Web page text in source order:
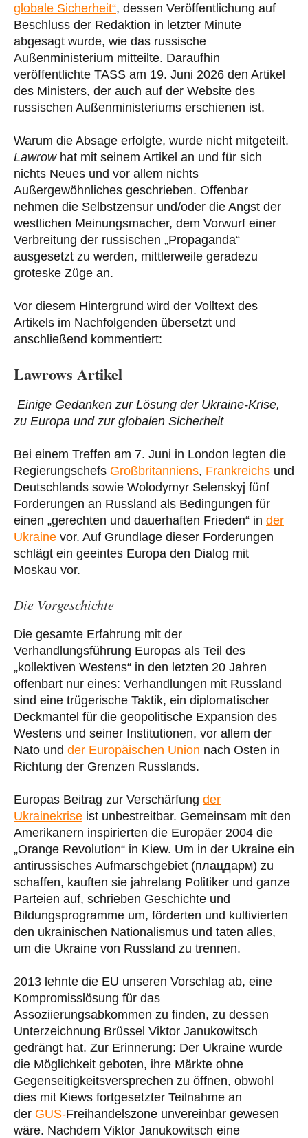
globale Sicherheit“, dessen Veröffentlichung auf
Beschluss der Redaktion in letzter Minute
abgesagt wurde, wie das russische
Außenministerium mitteilte. Daraufhin
veröffentlichte TASS am 19. Juni 2026 den Artikel
des Ministers, der auch auf der Website des
russischen Außenministeriums erschienen ist.
Warum die Absage erfolgte, wurde nicht mitgeteilt.
Lawrowhat mit seinem Artikel an und für sich
nichts Neues und vor allem nichts
Außergewöhnliches geschrieben. Offenbar
nehmen die Selbstzensur und/oder die Angst der
westlichen Meinungsmacher, dem Vorwurf einer
Verbreitung der russischen „Propaganda“
ausgesetzt zu werden, mittlerweile geradezu
groteske Züge an.
Vor diesem Hintergrund wird der Volltext des
Artikels im Nachfolgenden übersetzt und
anschließend kommentiert:
Lawrows Artikel
Einige Gedanken zur Lösung der Ukraine-Krise,
zu Europa und zur globalen Sicherheit
Bei einem Treffen am 7. Juni in London legten die
Regierungschefs Großbritanniens, Frankreichs und
Deutschlands sowie Wolodymyr Selenskyj fünf
Forderungen an Russland als Bedingungen für
einen „gerechten und dauerhaften Frieden“ in der
Ukraine vor. Auf Grundlage dieser Forderungen
schlägt ein geeintes Europa den Dialog mit
Moskau vor.
Die Vorgeschichte
Die gesamte Erfahrung mit der
Verhandlungsführung Europas als Teil des
„kollektiven Westens“ in den letzten 20 Jahren
offenbart nur eines: Verhandlungen mit Russland
sind eine trügerische Taktik, ein diplomatischer
Deckmantel für die geopolitische Expansion des
Westens und seiner Institutionen, vor allem der
Nato und der Europäischen Union nach Osten in
Richtung der Grenzen Russlands.
Europas Beitrag zur Verschärfung der
Ukrainekrise ist unbestreitbar. Gemeinsam mit den
Amerikanern inspirierten die Europäer 2004 die
„Orange Revolution“ in Kiew. Um in der Ukraine ein
antirussisches Aufmarschgebiet (плацдарм) zu
schaffen, kauften sie jahrelang Politiker und ganze
Parteien auf, schrieben Geschichte und
Bildungsprogramme um, förderten und kultivierten
den ukrainischen Nationalismus und taten alles,
um die Ukraine von Russland zu trennen.
2013 lehnte die EU unseren Vorschlag ab, eine
Kompromisslösung für das
Assoziierungsabkommen zu finden, zu dessen
Unterzeichnung Brüssel Viktor Janukowitsch
gedrängt hat. Zur Erinnerung: Der Ukraine wurde
die Möglichkeit geboten, ihre Märkte ohne
Gegenseitigkeitsversprechen zu öffnen, obwohl
dies mit Kiews fortgesetzter Teilnahme an
der GUS-Freihandelszone unvereinbar gewesen
wäre. Nachdem Viktor Janukowitsch eine